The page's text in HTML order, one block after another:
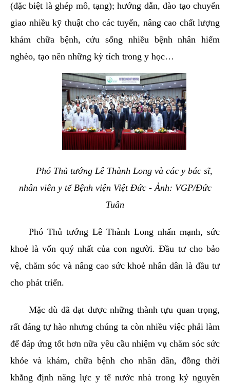
(đặc biệt là ghép mô, tạng); hướng dẫn, đào tạo chuyển
giao nhiều kỹ thuật cho các tuyến, nâng cao chất lượng
khám chữa bệnh, cứu sống nhiều bệnh nhân hiểm
nghèo, tạo nên những kỳ tích trong y học…
Phó Thủ tướng Lê Thành Long và các y bác sĩ,
nhân viên y tế Bệnh viện Việt Đức - Ảnh: VGP/Đức
Tuân
Phó Thủ tướng Lê Thành Long nhấn mạnh, sức
khoẻ là vốn quý nhất của con người. Đầu tư cho bảo
vệ, chăm sóc và nâng cao sức khoẻ nhân dân là đầu tư
cho phát triển.
Mặc dù đã đạt được những thành tựu quan trọng,
rất đáng tự hào nhưng chúng ta còn nhiều việc phải làm
để đáp ứng tốt hơn nữa yêu cầu nhiệm vụ chăm sóc sức
khỏe và khám, chữa bệnh cho nhân dân, đồng thời
khẳng định năng lực y tế nước nhà trong kỷ nguyên